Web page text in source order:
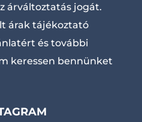
árváltoztatás jogát.
árak tájékoztató
és további
keressen bennünket